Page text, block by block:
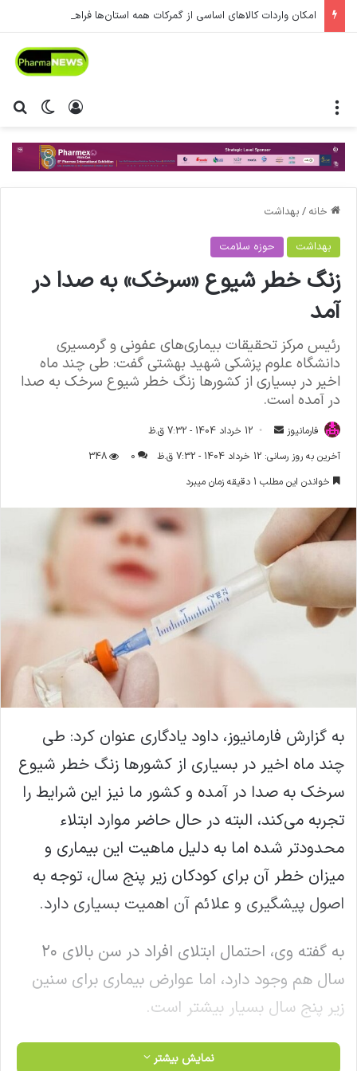
امکان واردات کالاهای اساسی از گمرکات همه استان‌ها فراهم شد.
تغییر ورود
خانه / بهداشت
بهداشت حوزه سلامت
زنگ خطر شیوع «سرخک» به صدا در
آمد
رئیس مرکز تحقیقات بیماری‌های عفونی و گرمسیری
دانشگاه علوم پزشکی شهید بهشتی گفت: طی چند ماه
اخیر در بسیاری از کشورها زنگ خطر شیوع سرخک به صدا
در آمده است.
فارمانیوز
ا
ل
ی
م
ی
ل
12 خرداد 1404 - 7:32 ق.ظ
آخرین به روز رسانی: 12 خرداد 1404 - 7:32 ق.ظ
0
348
خواندن این مطلب 1 دقیقه زمان میبرد
به گزارش فارمانیوز، داود یادگاری عنوان کرد: طی
چند ماه اخیر در بسیاری از کشورها زنگ خطر شیوع
سرخک به صدا در آمده و کشور ما نیز این شرایط را
تجربه می‌کند، البته در حال حاضر موارد ابتلاء
محدودتر شده اما به دلیل ماهیت این بیماری و
میزان خطر آن برای کودکان زیر پنج سال، توجه به
اصول پیشگیری و علائم آن اهمیت بسیاری دارد.
به گفته وی، احتمال ابتلای افراد در سن بالای ۲۰
سال هم وجود دارد، اما عوارض بیماری برای سنین
زیر پنج سال بسیار بیشتر است.
یادگاری عنوان کرد: اگر افراد پیش از بارداری از
نمایش بیشتر